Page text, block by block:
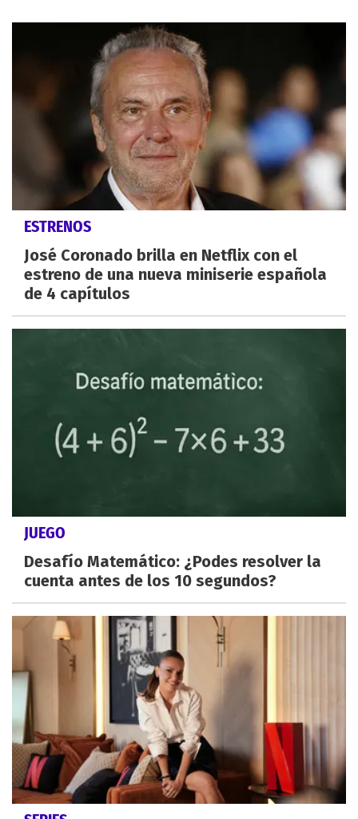
ESTRENOS
José Coronado brilla en Netflix con el
estreno de una nueva miniserie española
de 4 capítulos
JUEGO
Desafío Matemático: ¿Podes resolver la
cuenta antes de los 10 segundos?